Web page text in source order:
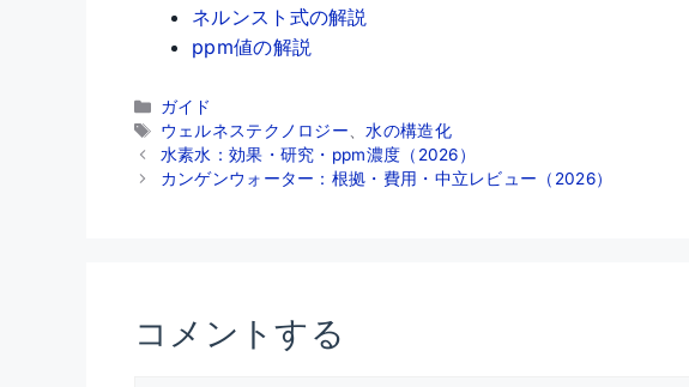
ネルンスト式の解説
ppm値の解説
カ
テ
ゴ
リ
ガイド
タ
グ
ウェルネステクノロジー 、水の構造化
水素水：効果・研究・ppm濃度（2026）
カンゲンウォーター：根拠・費用・中立レビュー（2026）
コメントする